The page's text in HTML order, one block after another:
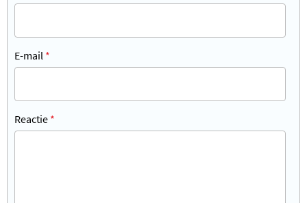
E-mail *
Reactie *